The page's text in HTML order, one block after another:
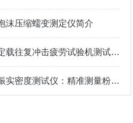
沫压缩蠕变测定仪简介
海绵定载往复冲击疲劳试验机测试流程优化
粉末振实密度测试仪：精准测量粉末特性